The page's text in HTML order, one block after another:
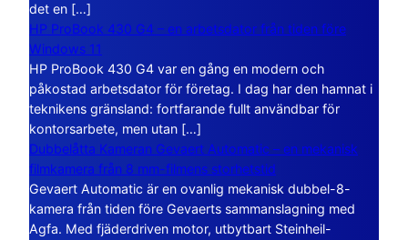
det en […]
HP ProBook 430 G4 – en arbetsdator från tiden före
Windows 11
HP ProBook 430 G4 var en gång en modern och
påkostad arbetsdator för företag. I dag har den hamnat i
teknikens gränsland: fortfarande fullt användbar för
kontorsarbete, men utan […]
Dubbelåtta Kameran Gevaert Automatic – en mekanisk
filmkamera från 8 mm-filmens storhetstid
Gevaert Automatic är en ovanlig mekanisk dubbel-8-
kamera från tiden före Gevaerts sammanslagning med
Agfa. Med fjäderdriven motor, utbytbart Steinheil-